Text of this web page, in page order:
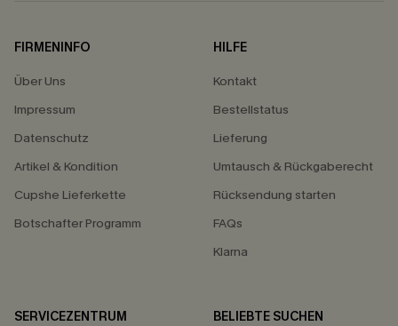
FIRMENINFO
Über Uns
Impressum
Datenschutz
Artikel & Kondition
Cupshe Lieferkette
Botschafter Programm
HILFE
Kontakt
Bestellstatus
Lieferung
Umtausch & Rückgaberecht
Rücksendung starten
FAQs
Klarna
SERVICEZENTRUM
BELIEBTE SUCHEN